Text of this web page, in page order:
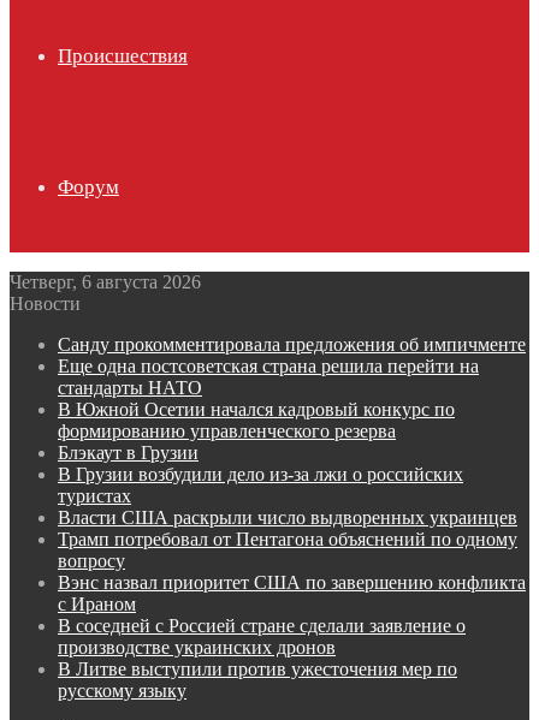
Происшествия
Форум
Четверг, 6 августа 2026
Новости
Санду прокомментировала предложения об импичменте
Еще одна постсоветская страна решила перейти на
стандарты НАТО
В Южной Осетии начался кадровый конкурс по
формированию управленческого резерва
Блэкаут в Грузии
В Грузии возбудили дело из-за лжи о российских
туристах
Власти США раскрыли число выдворенных украинцев
Трамп потребовал от Пентагона объяснений по одному
вопросу
Вэнс назвал приоритет США по завершению конфликта
с Ираном
В соседней с Россией стране сделали заявление о
производстве украинских дронов
В Литве выступили против ужесточения мер по
русскому языку